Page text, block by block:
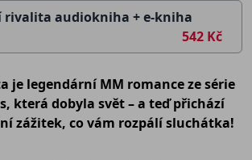
rivalita audiokniha + e-kniha
542 Kč
je legendární MM romance ze série
která dobyla svět – a teď přichází
zážitek, co vám rozpálí sluchátka!